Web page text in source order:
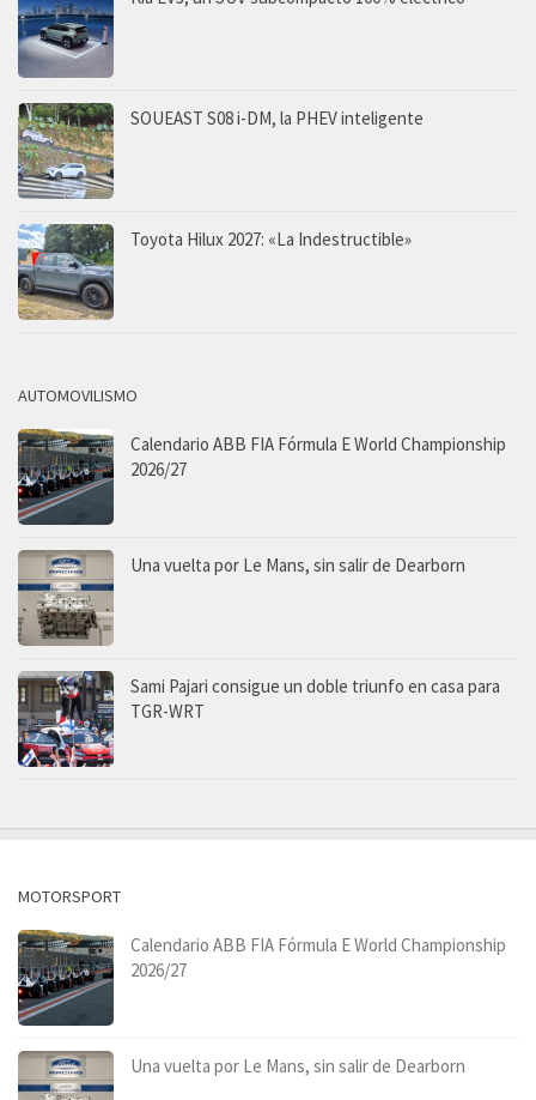
SOUEAST S08 i-DM, la PHEV inteligente
Toyota Hilux 2027: «La Indestructible»
AUTOMOVILISMO
Calendario ABB FIA Fórmula E World Championship
2026/27
Una vuelta por Le Mans, sin salir de Dearborn
Sami Pajari consigue un doble triunfo en casa para
TGR-WRT
MOTORSPORT
Calendario ABB FIA Fórmula E World Championship
2026/27
Una vuelta por Le Mans, sin salir de Dearborn